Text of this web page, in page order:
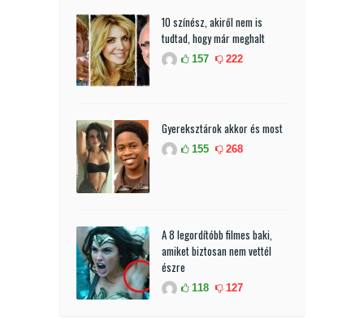
10 színész, akiről nem is
tudtad, hogy már meghalt
157 222
Gyereksztárok akkor és most
155 268
A 8 legordítóbb filmes baki,
amiket biztosan nem vettél
észre
118 127